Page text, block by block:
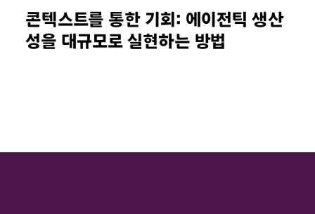
콘텍스트를 통한 기회: 에이전틱 생산
성을 대규모로 실현하는 방법